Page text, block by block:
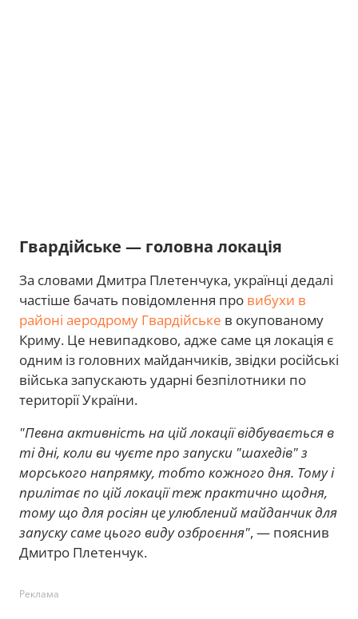
Гвардійське — головна локація
За словами Дмитра Плетенчука, українці дедалі
частіше бачать повідомлення про вибухи в
районі аеродрому Гвардійське в окупованому
Криму. Це невипадково, адже саме ця локація є
одним із головних майданчиків, звідки російські
війська запускають ударні безпілотники по
території України.
"Певна активність на цій локації відбувається в
ті дні, коли ви чуєте про запуски "шахедів" з
морського напрямку, тобто кожного дня. Тому і
прилітає по цій локації теж практично щодня,
тому що для росіян це улюблений майданчик для
запуску саме цього виду озброєння", — пояснив
Дмитро Плетенчук.
Реклама